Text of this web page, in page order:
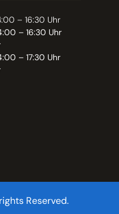
– 16:30 Uhr
– 16:30 Uhr
– 17:30 Uhr
Reserved.